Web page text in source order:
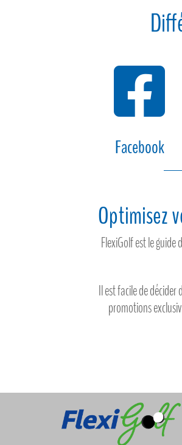

Facebook
Optimisez
FlexiGolf est le
Il est facile de
promotions